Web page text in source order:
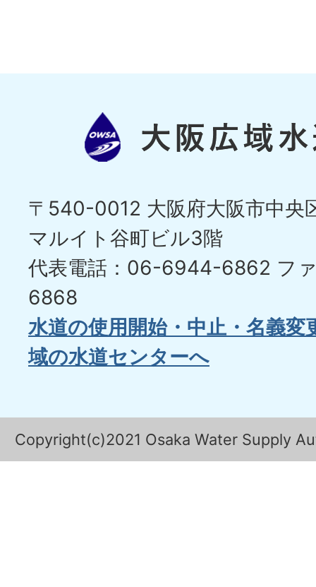
〒540-0012 大阪府大阪市中央
マルイト谷町ビル3階
代表電話：06-6944-6862 フ
6868
水道の使用開始・中止・名義変
域の水道センターへ
Copyright(c)2021 Osaka Water Supply